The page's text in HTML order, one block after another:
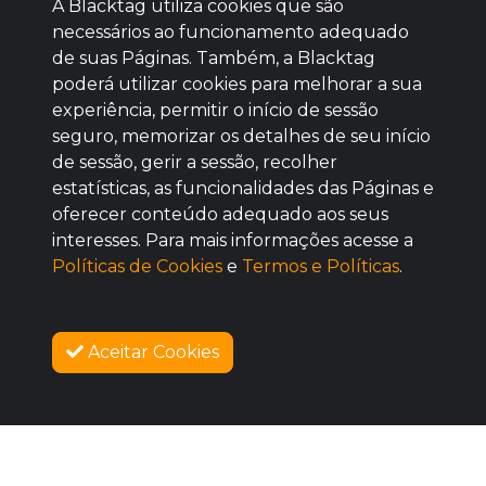
AGUARDE!
Baixe agora nosso app
SOBRE NÓS
A Blacktag utiliza cookies que são
necessários ao funcionamento adequado
de suas Páginas. Também, a Blacktag
poderá utilizar cookies para melhorar a sua
experiência, permitir o início de sessão
seguro, memorizar os detalhes de seu início
de sessão, gerir a sessão, recolher
estatísticas, as funcionalidades das Páginas e
oferecer conteúdo adequado aos seus
interesses. Para mais informações acesse a
Políticas de Cookies e Termos e Políticas.
Aceitar Cookies